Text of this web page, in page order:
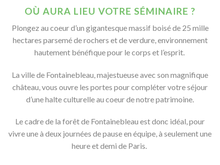
OÙ AURA LIEU VOTRE SÉMINAIRE ?
Plongez au coeur d’un gigantesque massif boisé de 25 mille
hectares parsemé de rochers et de verdure, environnement
hautement bénéfique pour le corps et l’esprit.
La ville de Fontainebleau, majestueuse avec son magnifique
château, vous ouvre les portes pour compléter votre séjour
d’une halte culturelle au coeur de notre patrimoine.
Le cadre de la forêt de Fontainebleau est donc idéal, pour
vivre une à deux journées de pause en équipe, à seulement une
heure et demi de Paris.